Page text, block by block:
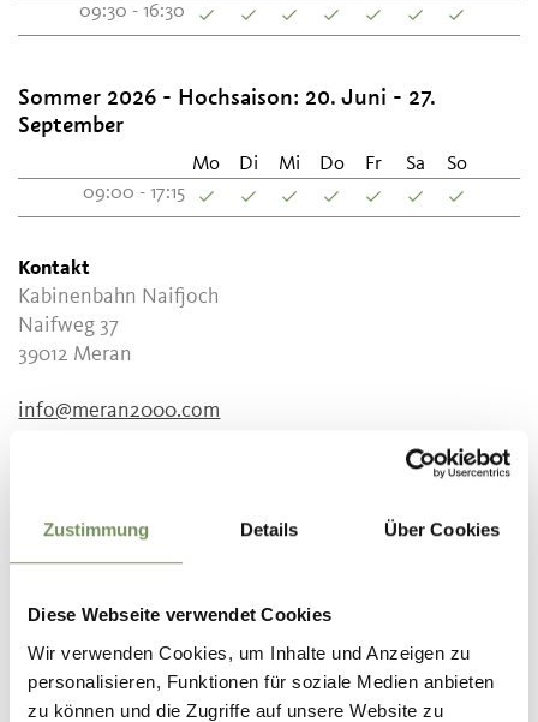
Zustimmung Details Über Cookies
Diese Webseite verwendet Cookies
Wir verwenden Cookies, um Inhalte und Anzeigen zu
personalisieren, Funktionen für soziale Medien anbieten
zu können und die Zugriffe auf unsere Website zu
09:30 - 16:30
Sommer 2026 - Hochsaison: 20. Juni - 27.
September
Mo Di Mi Do Fr Sa
So
09:00 - 17:15
Kontakt
Kabinenbahn Naifjoch
Naifweg 37
39012 Meran
info@meran2000.com
WAR DER INHALT FÜR DICH HILFREICH?
NEIN